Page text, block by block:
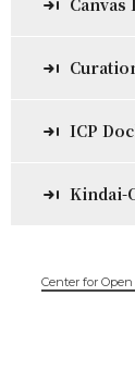
ICP
Kindai-
Center for